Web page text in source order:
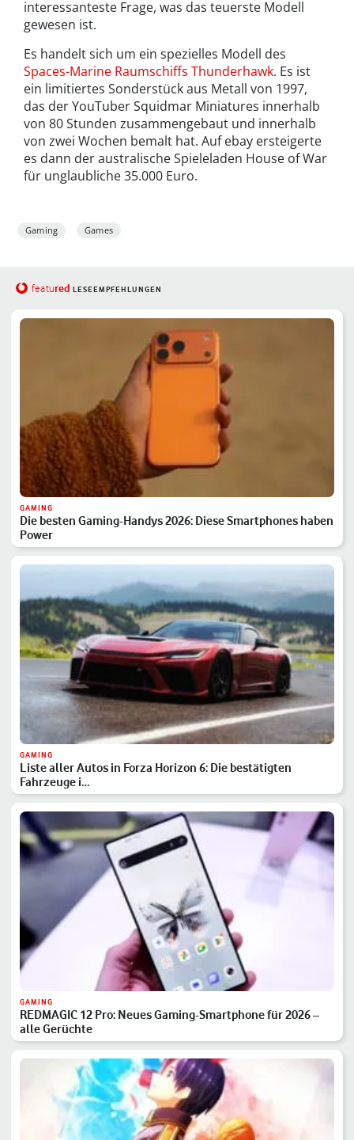
interessanteste Frage, was das teuerste Modell
gewesen ist.
Es handelt sich um ein spezielles Modell des
Spaces-Marine Raumschiffs Thunderhawk. Es ist
ein limitiertes Sonderstück aus Metall von 1997,
das der YouTuber Squidmar Miniatures innerhalb
von 80 Stunden zusammengebaut und innerhalb
von zwei Wochen bemalt hat. Auf ebay ersteigerte
es dann der australische Spieleladen House of War
für unglaubliche 35.000 Euro.
Gaming Games
featured LESEEMPFEHLUNGEN
GAMING
Die besten Gaming-Handys 2026: Diese Smartphones haben
Power
GAMING
Liste aller Autos in Forza Horizon 6: Die bestätigten
Fahrzeuge i…
GAMING
REDMAGIC 12 Pro: Neues Gaming-Smartphone für 2026 –
alle Gerüchte